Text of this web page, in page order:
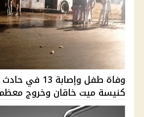
وفاة طفل وإصابة
كنيسة ميت خاقان وخروج معظم